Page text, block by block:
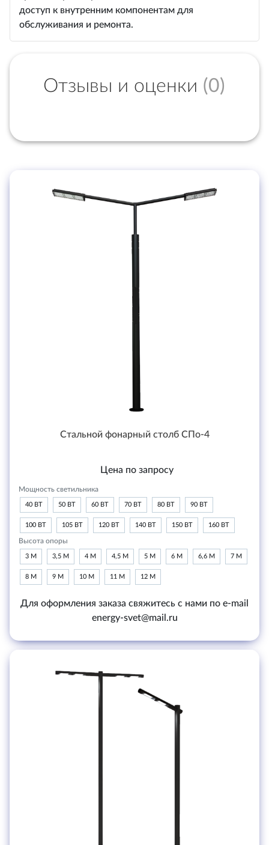
доступ к внутренним компонентам для
обслуживания и ремонта.
Отзывы и оценки (0)
Стальной фонарный столб СПо-4
Цена по запросу
Мощность светильника
40 ВТ 50 ВТ 60 ВТ 70 ВТ 80 ВТ 90 ВТ
100 ВТ 105 ВТ 120 ВТ 140 ВТ 150 ВТ 160 ВТ
Высота опоры
3 М 3,5 М 4 М 4,5 М 5 М 6 М 6,6 М 7 М
8 М 9 М 10 М 11 М 12 М
Для оформления заказа свяжитесь с нами по e-mail
energy-svet@mail.ru